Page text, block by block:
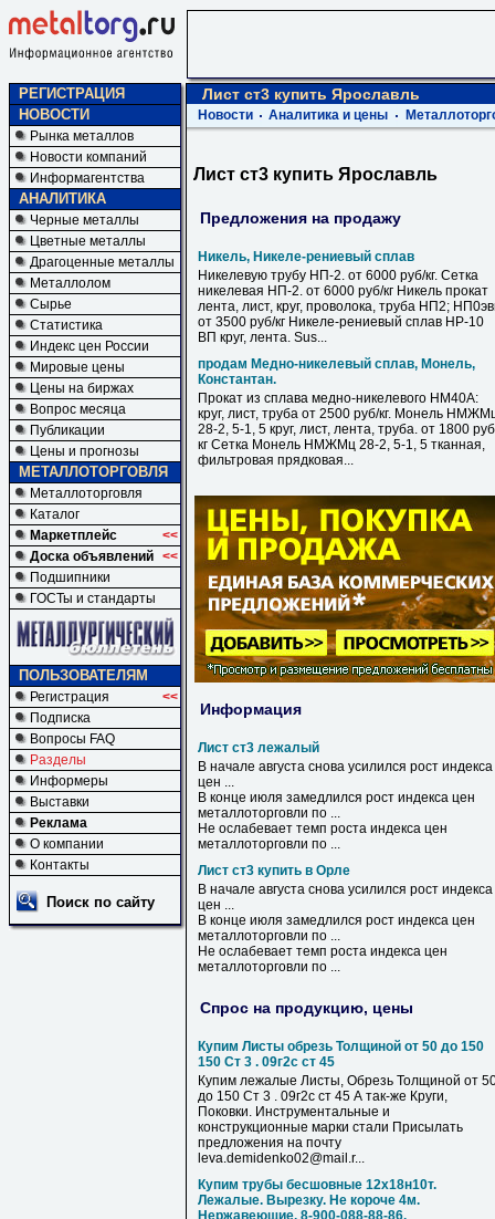
РЕГИСТРАЦИЯ
НОВОСТИ
Рынка металлов
Новости компаний
Информагентства
АНАЛИТИКА
Черные металлы
Цветные металлы
Драгоценные металлы
Металлолом
Сырье
Статистика
Индекс цен России
Мировые цены
Цены на биржах
Вопрос месяца
Публикации
Цены и прогнозы
МЕТАЛЛОТОРГОВЛЯ
Металлоторговля
Каталог
Маркетплейс
<<
Доска объявлений <<
Подшипники
ГОСТы и стандарты
ПОЛЬЗОВАТЕЛЯМ
Регистрация
<<
Подписка
Вопросы FAQ
Разделы
Информеры
Выставки
Реклама
О компании
Контакты
Поиск по сайту
Лист ст3 купить Ярославль
Новости Аналитика и цены
Лист ст3 купить Ярославль
Предложения на продажу
Никель, Никеле-рениевый сплав
Никелевую трубу НП-2. от 6000 руб/кг. Сетка
никелевая НП-2. от 6000 руб/кг Никель прокат
лента, лист, круг, проволока, труба НП2;
от 3500 руб/кг Никеле-рениевый сплав НР-10
ВП круг, лента. Sus...
продам Медно-никелевый сплав, Монель,
Константан.
Прокат из сплава медно-никелевого НМ40А:
круг, лист, труба от 2500 руб/кг. Монель
28-2, 5-1, 5 круг, лист, лента, труба. от 1800
кг Сетка Монель НМЖМц 28-2, 5-1, 5 тканная,
фильтровая прядковая...
Информация
Лист ст3 лежалый
В начале августа снова усилился рост индекса
цен ...
В конце июля замедлился рост индекса цен
металлоторговли по ...
Не ослабевает темп роста индекса цен
металлоторговли по ...
Лист ст3 купить в Орле
В начале августа снова усилился рост индекса
цен ...
В конце июля замедлился рост индекса цен
металлоторговли по ...
Не ослабевает темп роста индекса цен
металлоторговли по ...
Спрос на продукцию, цены
Купим Листы обрезь Толщиной от 50 до 150
150 Ст 3 . 09г2с ст 45
Купим лежалые Листы, Обрезь Толщиной от
до 150 Ст 3 . 09г2с ст 45 А так-же Круги,
Поковки. Инструментальные и
конструкционные марки стали Присылать
предложения на почту
leva.demidenko02@mail.r...
Купим трубы бесшовные 12х18н10т.
Лежалые. Вырезку. Не короче 4м.
Нержавеющие. 8-900-088-88-86.